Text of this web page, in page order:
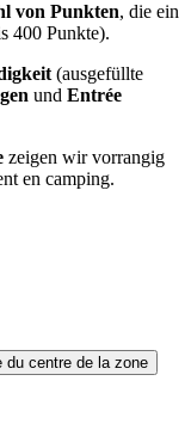
von Punkten, die ein
400 Punkte).
(ausgefüllte
und Entrée
zeigen wir vorrangig
en camping.
du centre de la zone